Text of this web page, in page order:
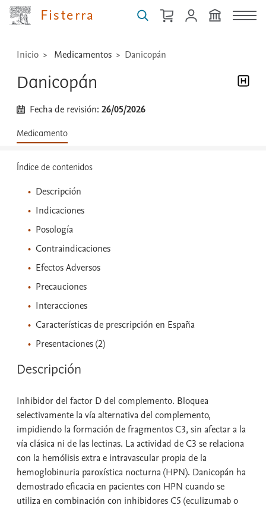
Fisterra
...
Inicio Medicamentos Danicopán
Danicopán
Fecha de revisión:26/05/2026
Medicamento
Índice de contenidos
Descripción
Indicaciones
Posología
Contraindicaciones
Efectos Adversos
Precauciones
Interacciones
Características de prescripción en España
Presentaciones (2)
Descripción
Inhibidor del factor D del complemento. Bloquea
selectivamente la vía alternativa del complemento,
impidiendo la formación de fragmentos C3, sin afectar a la
vía clásica ni de las lectinas. La actividad de C3 se relaciona
con la hemólisis extra e intravascular propia de la
hemoglobinuria paroxística nocturna (HPN). Danicopán ha
demostrado eficacia en pacientes con HPN cuando se
utiliza en combinación con inhibidores C5 (eculizumab o